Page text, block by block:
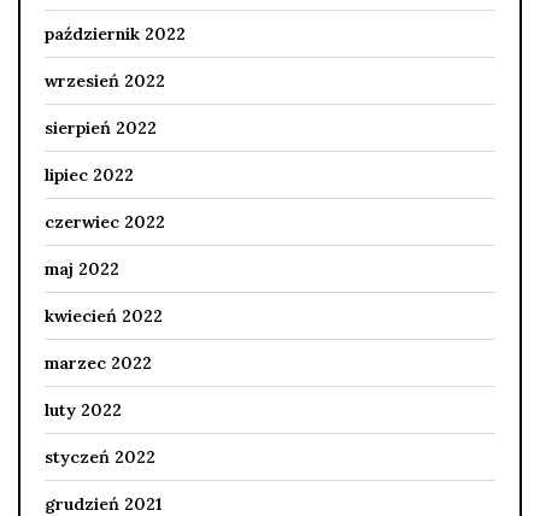
październik 2022
wrzesień 2022
sierpień 2022
lipiec 2022
czerwiec 2022
maj 2022
kwiecień 2022
marzec 2022
luty 2022
styczeń 2022
grudzień 2021